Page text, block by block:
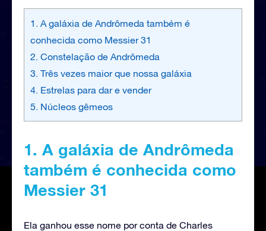
1. A galáxia de Andrômeda também é
conhecida como Messier 31
2. Constelação de Andrômeda
3. Três vezes maior que nossa galáxia
4. Estrelas para dar e vender
5. Núcleos gêmeos
1. A galáxia de Andrômeda
também é conhecida como
Messier 31
Ela ganhou esse nome por conta de Charles